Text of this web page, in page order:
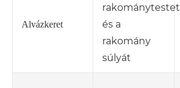
Alvázkeret
rakománytestet
és a
rakomány
súlyát